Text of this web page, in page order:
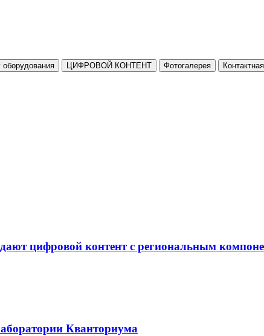
оборудования ЦИФРОВОЙ КОНТЕНТ Фотогалерея
цифровой контент с региональным
Кванториума